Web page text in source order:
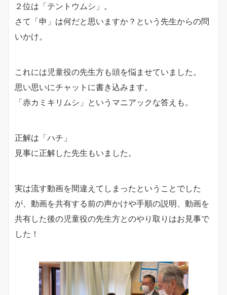
２位は「テントウムシ」。
さて「申」は何だと思いますか？という先生からの問
いかけ。
これには児童役の先生方も頭を悩ませていました。
思い思いにチャットに書き込みます。
「赤カミキリムシ」というマニアックな答えも。
正解は「ハチ」
見事に正解した先生もいました。
実は流す動画を間違えてしまったということでした
が、動画を共有する前の声かけや手順の説明、動画を
共有した後の児童役の先生方とのやり取りはお見事で
した！